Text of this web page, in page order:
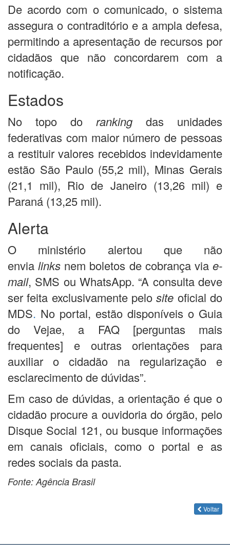
De acordo com o comunicado, o sistema
assegura o contraditório e a ampla defesa,
permitindo a apresentação de recursos por
cidadãos que não concordarem com a
notificação.
Estados
No topo do ranking das unidades
federativas com maior número de pessoas
a restituir valores recebidos indevidamente
estão São Paulo (55,2 mil), Minas Gerais
(21,1 mil), Rio de Janeiro (13,26 mil) e
Paraná (13,25 mil).
Alerta
O ministério alertou que não
envialinks nem boletos de cobrança viae-
mail, SMS ou WhatsApp. “A consulta deve
ser feita exclusivamente pelosite oficial do
MDS. No portal, estão disponíveis o Guia
do Vejae, a FAQ [perguntas mais
frequentes] e outras orientações
para
auxiliar o cidadão na regularização e
esclarecimento de dúvidas”.
Em caso de dúvidas, a orientação é que o
cidadão procure a ouvidoria do órgão, pelo
Disque Social 121, ou busque informações
em canais oficiais, como o portal e as
redes sociais da pasta.
Fonte: Agência Brasil
Voltar